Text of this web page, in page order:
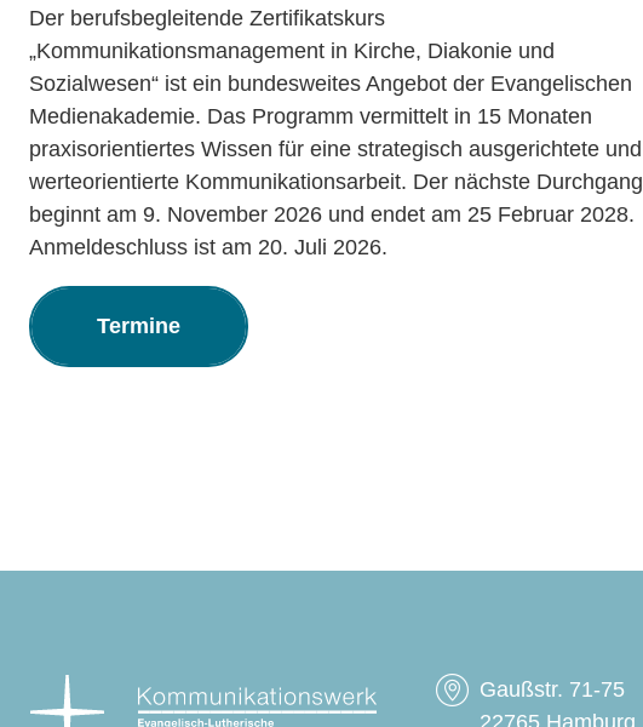
Der berufsbegleitende Zertifikatskurs
„Kommunikationsmanagement in Kirche, Diakonie und
Sozialwesen“ ist ein bundesweites Angebot der Evangelischen
Medienakademie. Das Programm vermittelt in 15 Monaten
praxisorientiertes Wissen für eine strategisch ausgerichtete und
werteorientierte Kommunikationsarbeit. Der nächste Durchgang
beginnt am 9. November 2026 und endet am 25 Februar 2028.
Anmeldeschluss ist am 20. Juli 2026.
Termine
Gaußstr. 71-75